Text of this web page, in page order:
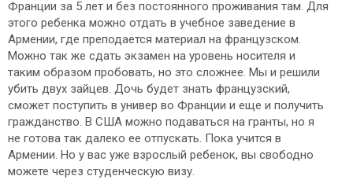
Франции за 5 лет и без постоянного проживания там. Для
этого ребенка можно отдать в учебное заведение в
Армении, где преподается материал на французском.
Можно так же сдать экзамен на уровень носителя и
таким образом пробовать, но это сложнее. Мы и решили
убить двух зайцев. Дочь будет знать французский,
сможет поступить в универ во Франции и еще и получить
гражданство. В США можно подаваться на гранты, но я
не готова так далеко ее отпускать. Пока учится в
Армении. Но у вас уже взрослый ребенок, вы свободно
можете через студенческую визу.